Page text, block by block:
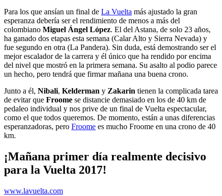
Para los que ansían un final de La Vuelta más ajustado la gran
esperanza debería ser el rendimiento de menos a más del
colombiano Miguel Ángel López. El del Astana, de solo 23 años,
ha ganado dos etapas esta semana (Calar Alto y Sierra Nevada) y
fue segundo en otra (La Pandera). Sin duda, está demostrando ser el
mejor escalador de la carrera y él único que ha rendido por encima
del nivel que mostró en la primera semana. Su asalto al podio parece
un hecho, pero tendrá que firmar mañana una buena crono.
Junto a él, Nibali, Kelderman y Zakarin tienen la complicada tarea
de evitar que Froome se distancie demasiado en los de 40 km de
pedaleo individual y nos prive de un final de Vuelta espectacular,
como el que todos queremos. De momento, están a unas diferencias
esperanzadoras, pero Froome es mucho Froome en una crono de 40
km.
¡Mañana primer día realmente decisivo
para la Vuelta 2017!
www.lavuelta.com